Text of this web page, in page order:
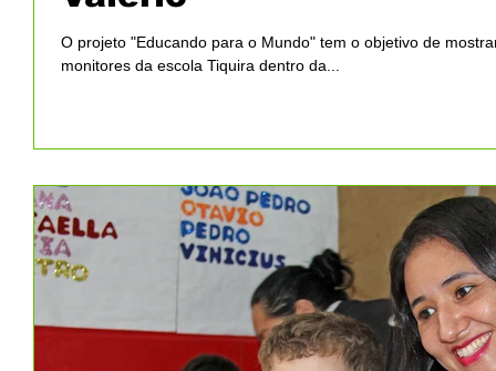
O projeto "Educando para o Mundo" tem o objetivo de
monitores da escola Tiquira dentro da...